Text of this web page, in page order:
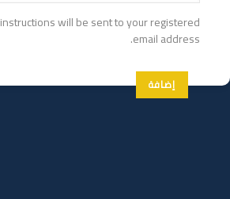
will be sent to your registered
email address.